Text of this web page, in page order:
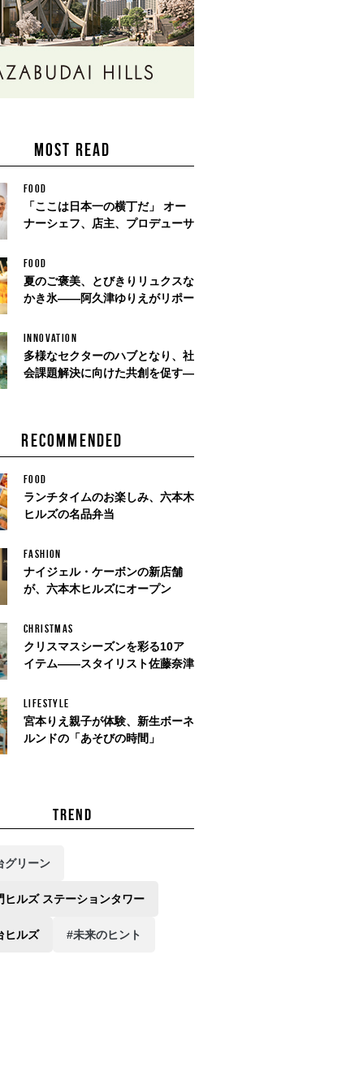
MOST READ
FOOD
「ここは日本一の横丁だ」 オー
ナーシェフ、店主、プロデューサ
FOOD
夏のご褒美、とびきりリュクスな
かき氷——阿久津ゆりえがリポー
INNOVATION
多様なセクターのハブとなり、社
会課題解決に向けた共創を促す—
RECOMMENDED
FOOD
ランチタイムのお楽しみ、六本木
ヒルズの名品弁当
FASHION
ナイジェル・ケーボンの新店舗
が、六本木ヒルズにオープン
CHRISTMAS
クリスマスシーズンを彩る10ア
イテム——スタイリスト佐藤奈津
LIFESTYLE
宮本りえ親子が体験、新生ボーネ
ルンドの「あそびの時間」
TREND
グリーン
ヒルズ ステーションタワー
ヒルズ #未来のヒント